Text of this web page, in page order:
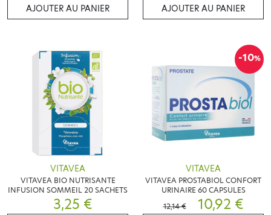
AJOUTER AU PANIER AJOUTER AU PANIER
VITAVEA
VITAVEA BIO NUTRISANTE
INFUSION SOMMEIL 20 SACHETS
3,25 €
-10%
VITAVEA
VITAVEA PROSTABIOL CONFORT
URINAIRE 60 CAPSULES
12,14 €
10,92 €